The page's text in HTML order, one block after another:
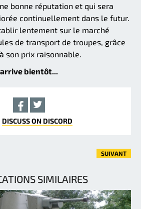
bonne réputation et qui sera
continuellement dans le futur.
lentement sur le marché
de transport de troupes, grâce
son prix raisonnable.
bientôt...
DISCUSS ON DISCORD
SUIVANT
SIMILAIRES